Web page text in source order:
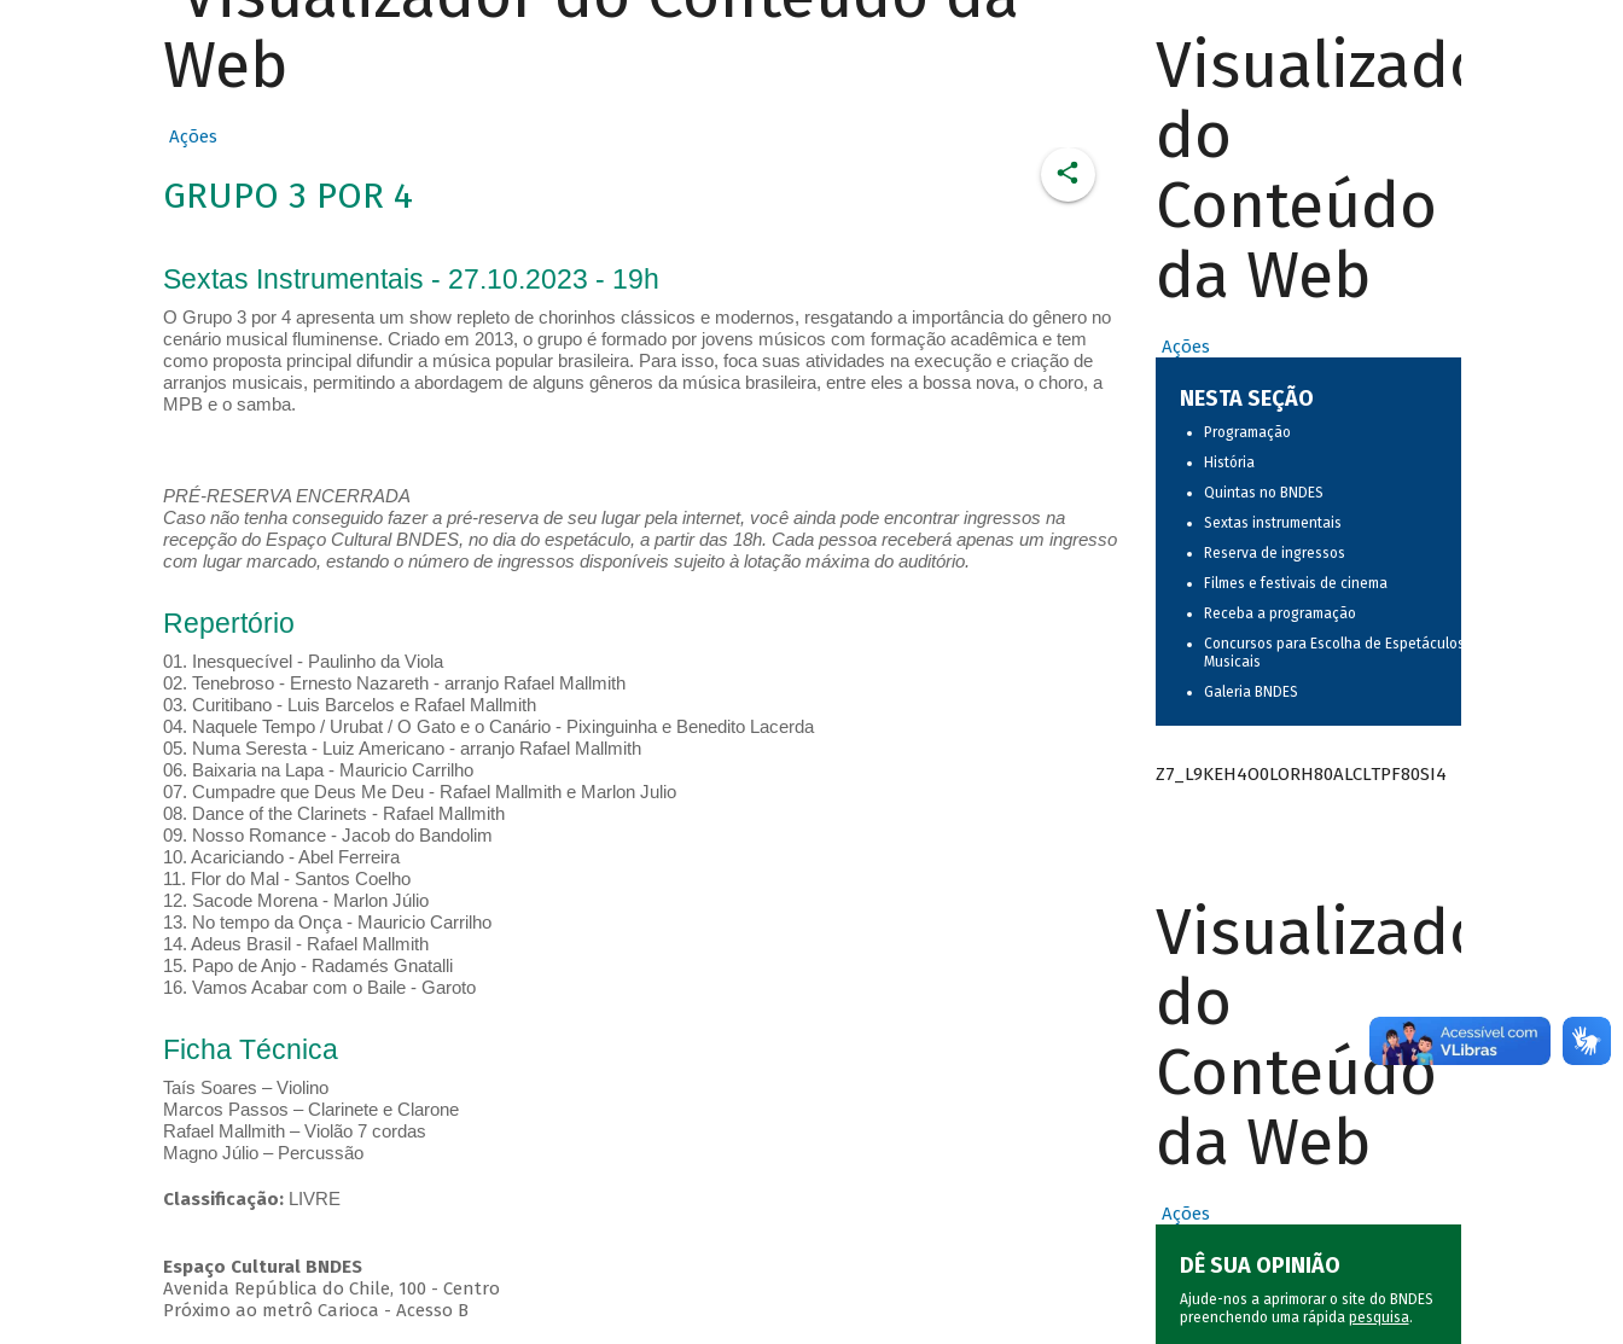
Web
Ações
GRUPO 3 POR 4
Sextas Instrumentais - 27.10.2023 - 19h
O Grupo 3 por 4 apresenta um show repleto de chorinhos clássicos e modernos, resgatando a importância do gênero no
cenário musical fluminense. Criado em 2013, o grupo é formado por jovens músicos com formação acadêmica e tem
como proposta principal difundir a música popular brasileira. Para isso, foca suas atividades na execução e criação de
arranjos musicais, permitindo a abordagem de alguns gêneros da música brasileira, entre eles a bossa nova, o choro, a
MPB e o samba.
PRÉ-RESERVA ENCERRADA
Caso não tenha conseguido fazer a pré-reserva de seu lugar pela internet, você ainda pode encontrar ingressos na
recepção do Espaço Cultural BNDES, no dia do espetáculo, a partir das 18h. Cada pessoa receberá apenas um ingresso
com lugar marcado, estando o número de ingressos disponíveis sujeito à lotação máxima do auditório.
Repertório
01. Inesquecível - Paulinho da Viola
02. Tenebroso - Ernesto Nazareth - arranjo Rafael Mallmith
03. Curitibano - Luis Barcelos e Rafael Mallmith
04. Naquele Tempo / Urubat / O Gato e o Canário - Pixinguinha e Benedito Lacerda
05. Numa Seresta - Luiz Americano - arranjo Rafael Mallmith
06. Baixaria na Lapa - Mauricio Carrilho
07. Cumpadre que Deus Me Deu - Rafael Mallmith e Marlon Julio
08. Dance of the Clarinets - Rafael Mallmith
09. Nosso Romance - Jacob do Bandolim
10. Acariciando - Abel Ferreira
11. Flor do Mal - Santos Coelho
12. Sacode Morena - Marlon Júlio
13. No tempo da Onça - Mauricio Carrilho
14. Adeus Brasil - Rafael Mallmith
15. Papo de Anjo - Radamés Gnatalli
16. Vamos Acabar com o Baile - Garoto
Ficha Técnica
Taís Soares – Violino
Marcos Passos – Clarinete e Clarone
Rafael Mallmith – Violão 7 cordas
Magno Júlio – Percussão
Classificação: LIVRE
Espaço Cultural BNDES
Avenida República do Chile, 100 - Centro
Próximo ao metrô Carioca - Acesso B
Visualizador
do
Conteúdo
da Web
Ações
NESTA SEÇÃO
Programação
História
Quintas no BNDES
Sextas instrumentais
Reserva de ingressos
Filmes e festivais de cinema
Receba a programação
Concursos para Escolha de Espetáculos
Musicais
Galeria BNDES
Z7_L9KEH4O0LORH80ALCLTPF80SI4
Visualizador
do
Conteúdo
da Web
Ações
DÊ SUA OPINIÃO
Ajude-nos a aprimorar o site do BNDES
preenchendo uma rápida pesquisa.